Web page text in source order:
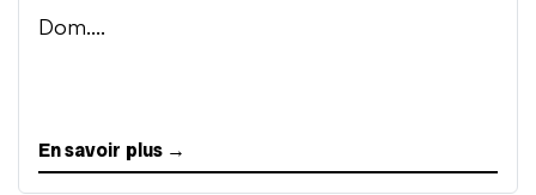
Dom....
En savoir plus →